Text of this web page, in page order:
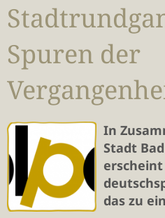
Spuren der
In
Stadt
das zu